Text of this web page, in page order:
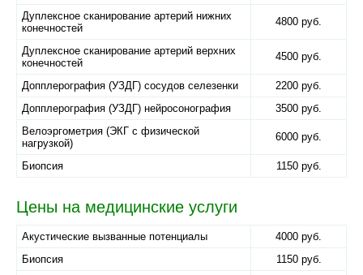
Дуплексное сканирование артерий нижних
конечностей
4800 руб.
Дуплексное сканирование артерий верхних
конечностей
4500 руб.
Допплерография (УЗДГ) сосудов селезенки
2200 руб.
Допплерография (УЗДГ) нейросонография
3500 руб.
Велоэргометрия (ЭКГ с физической
нагрузкой)
6000 руб.
Биопсия 1150 руб.
Цены на медицинские услуги
Акустические вызванные потенциалы
4000 руб.
Биопсия
1150 руб.